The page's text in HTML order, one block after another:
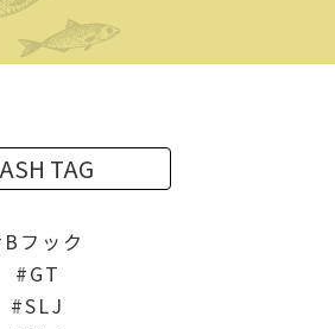
TAG
Bフック
GT
SLJ